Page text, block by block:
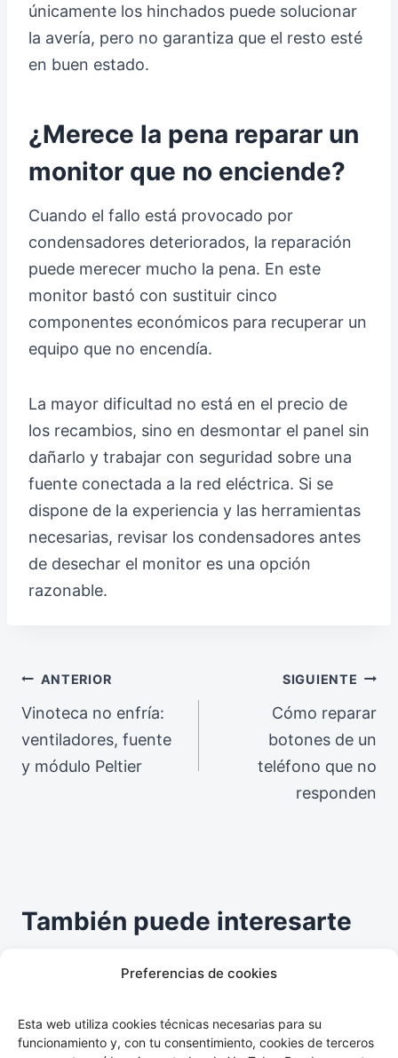
Preferencias de cookies
Esta web utiliza cookies técnicas necesarias para su
funcionamiento y, con tu consentimiento, cookies de terceros
únicamente los hinchados puede solucionar
la avería, pero no garantiza que el resto esté
en buen estado.
¿Merece la pena reparar un
monitor que no enciende?
Cuando el fallo está provocado por
condensadores deteriorados, la reparación
puede merecer mucho la pena. En este
monitor bastó con sustituir cinco
componentes económicos para recuperar un
equipo que no encendía.
La mayor dificultad no está en el precio de
los recambios, sino en desmontar el panel sin
dañarlo y trabajar con seguridad sobre una
fuente conectada a la red eléctrica. Si se
dispone de la experiencia y las herramientas
necesarias, revisar los condensadores antes
de desechar el monitor es una opción
razonable.
Navegación
de
entradas
ANTERIOR
Vinoteca no enfría:
ventiladores, fuente
y módulo Peltier
SIGUIENTE
Cómo reparar
botones de un
teléfono que no
responden
También puede interesarte
reparar un cable suelto